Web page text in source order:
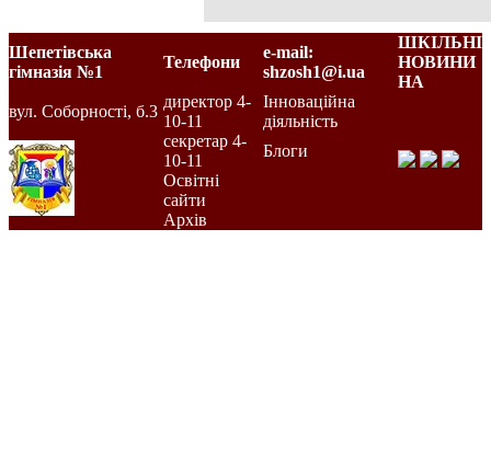
Шепетівська
гімназія №1
Телефони
e-mail:
shzosh1@i.ua
ШКІЛЬНІ
НОВИНИ
НА
вул. Соборності, б.3
директор 4-
10-11
Інноваційна
діяльність
секретар 4-
10-11
Блоги
Освітні
сайти
Архів